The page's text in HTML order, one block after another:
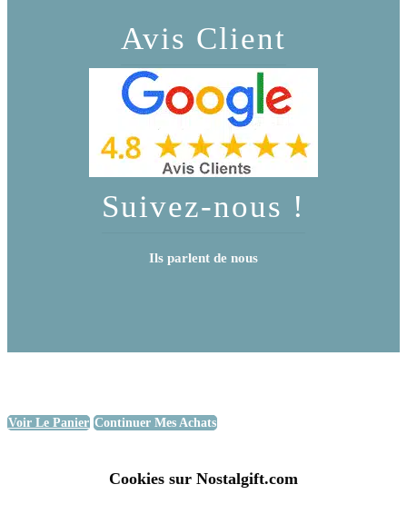
Avis Client
Suivez-nous !
Ils parlent de nous
Voir Le Panier Continuer Mes Achats
Cookies sur Nostalgift.com